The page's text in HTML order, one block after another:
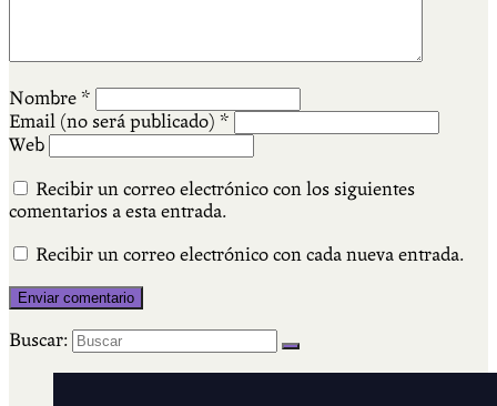
Nombre *
Email (no será publicado) *
Web
Recibir un correo electrónico con los siguientes
comentarios a esta entrada.
Recibir un correo electrónico con cada nueva entrada.
Buscar: